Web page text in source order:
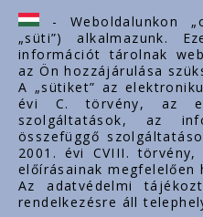
ertekesites@styron.hu
export@styron.hu
www.styron.hu
Linkuri importante
Despre noi
Documente
- Weboldalunkon
„süti”) alkalmazunk.
információt tárolnak
az Ön hozzájárulása
A „sütiket” az
évi C. törvény, az
szolgáltatások, az
összefüggő
2001. évi CVIII.
előírásainak megfelelően
Az adatvédelmi
rendelkezésre áll